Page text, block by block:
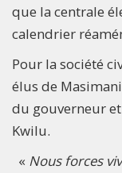
que la centrale
calendrier
Pour la société
élus de
du gouverneur
Kwilu.
« Nous forces